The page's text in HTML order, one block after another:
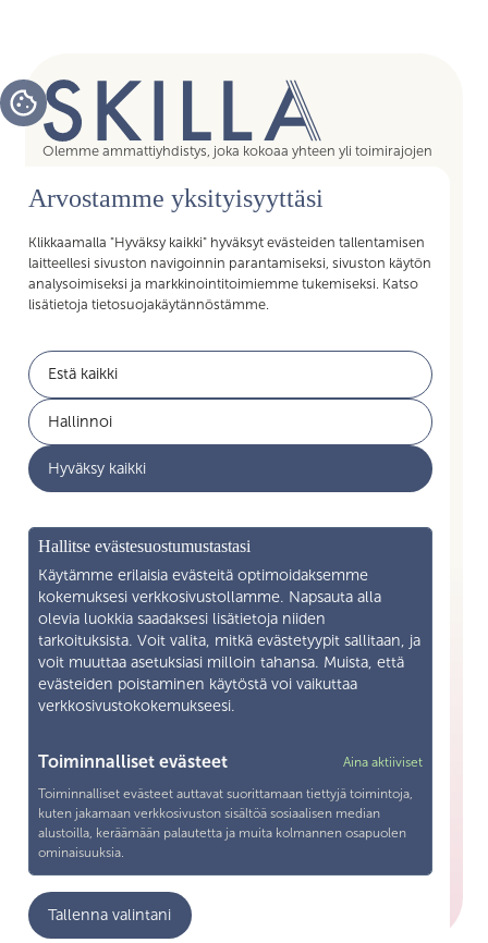
Arvostamme yksityisyyttäsi
Klikkaamalla "Hyväksy kaikki" hyväksyt evästeiden tallentamisen
laitteellesi sivuston navigoinnin parantamiseksi, sivuston käytön
analysoimiseksi ja markkinointitoimiemme tukemiseksi. Katso
lisätietoja tietosuojakäytännöstämme.
Estä kaikki
Hallinnoi
Hyväksy kaikki
Hallitse evästesuostumustastasi
Käytämme erilaisia evästeitä optimoidaksemme
kokemuksesi verkkosivustollamme. Napsauta alla
olevia luokkia saadaksesi lisätietoja niiden
tarkoituksista. Voit valita, mitkä evästetyypit sallitaan, ja
voit muuttaa asetuksiasi milloin tahansa. Muista, että
evästeiden poistaminen käytöstä voi vaikuttaa
verkkosivustokokemukseesi.
Toiminnalliset evästeet Aina aktiiviset
Toiminnalliset evästeet auttavat suorittamaan tiettyjä toimintoja,
kuten jakamaan verkkosivuston sisältöä sosiaalisen median
alustoilla, keräämään palautetta ja muita kolmannen osapuolen
ominaisuuksia.
Analytiikka
Tallenna valintani
Olemme ammattiyhdistys, joka kokoaa yhteen yli toimirajojen
esihenkilöt ja päälliköt – kaikki sujuvan arjen mahdollistajat.
Liittymällä Skillan jäseneksi saat Akavan Erityisalojen liiton
Pikalinkit
Jäsenyys
Työelämän palvelut
Ajankohtaista
Yhteystiedot
Liity jäseneksi
Henkilötietojen käsittely
Tietosuojaseloste
Yhteystiedot
Snellmaninkatu 19—21 F 13 00170 Helsingfors
040 571 1038
toimisto@skillary.fi